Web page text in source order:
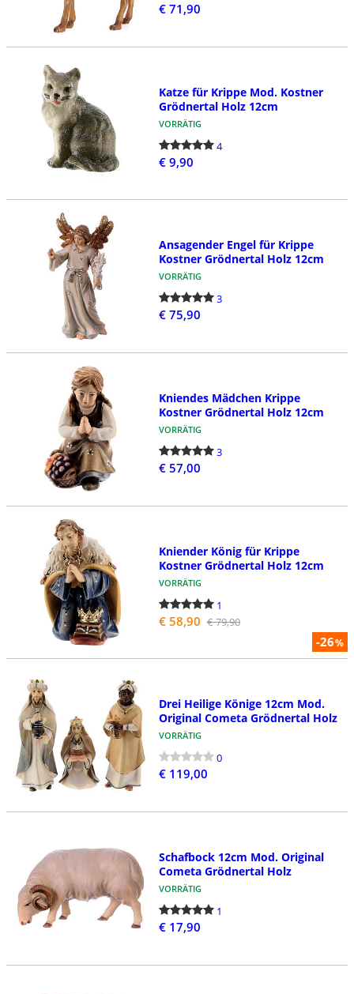
€ 71,90
Katze für Krippe Mod. Kostner
Grödnertal Holz 12cm
VORRÄTIG
4
€ 9,90
Ansagender Engel für Krippe
Kostner Grödnertal Holz 12cm
VORRÄTIG
3
€ 75,90
Kniendes Mädchen Krippe
Kostner Grödnertal Holz 12cm
VORRÄTIG
3
€ 57,00
-26%
Kniender König für Krippe
Kostner Grödnertal Holz 12cm
VORRÄTIG
1
€ 58,90 € 79,90
Drei Heilige Könige 12cm Mod.
Original Cometa Grödnertal Holz
VORRÄTIG
0
€ 119,00
Schafbock 12cm Mod. Original
Cometa Grödnertal Holz
VORRÄTIG
1
€ 17,90